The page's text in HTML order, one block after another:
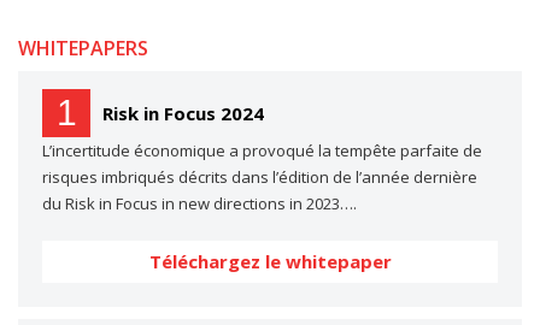
WHITEPAPERS
1 Risk in Focus 2024
L’incertitude économique a provoqué la tempête parfaite de
risques imbriqués décrits dans l’édition de l’année dernière
du Risk in Focus in new directions in 2023….
Téléchargez le whitepaper